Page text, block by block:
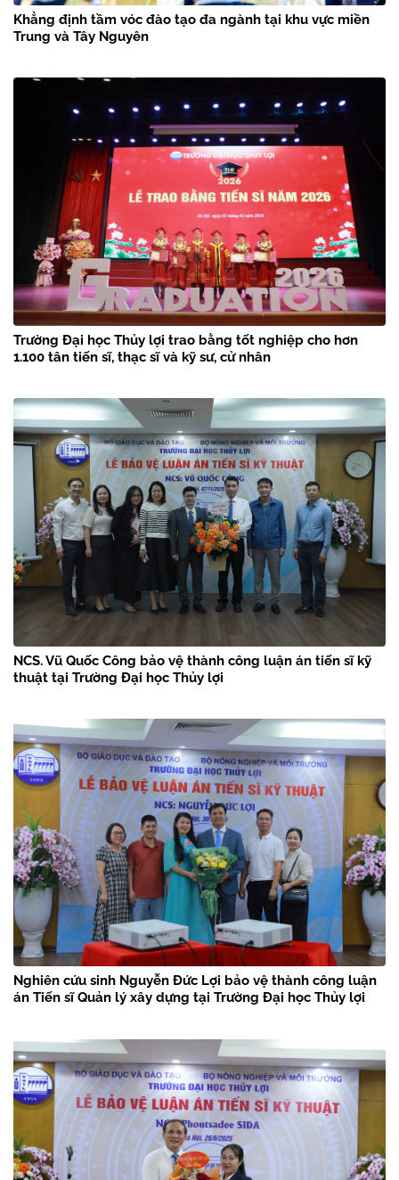
Khẳng định tầm vóc đào tạo đa ngành tại khu vực miền
Trung và Tây Nguyên
Trường Đại học Thủy lợi trao bằng tốt nghiệp cho hơn
1.100 tân tiến sĩ, thạc sĩ và kỹ sư, cử nhân
NCS. Vũ Quốc Công bảo vệ thành công luận án tiến sĩ kỹ
thuật tại Trường Đại học Thủy lợi
Nghiên cứu sinh Nguyễn Đức Lợi bảo vệ thành công luận
án Tiến sĩ Quản lý xây dựng tại Trường Đại học Thủy lợi